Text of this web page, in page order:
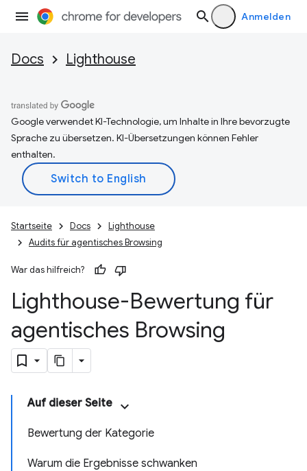
Anmelden
Docs Lighthouse
Google verwendet KI-Technologie, um Inhalte in Ihre bevorzugte
Sprache zu übersetzen. KI-Übersetzungen können Fehler
enthalten.
Startseite Docs
Lighthouse
Audits für agentisches Browsing
War das hilfreich?
Lighthouse-Bewertung für
agentisches Browsing
Auf dieser Seite
Bewertung der Kategorie
Warum die Ergebnisse schwanken